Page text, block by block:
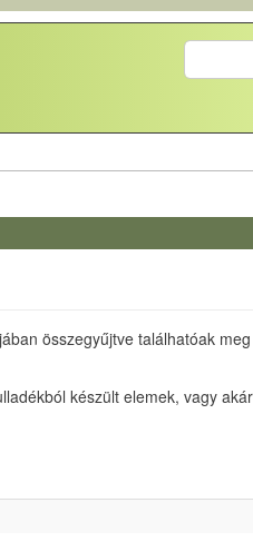
Search
összegyűjtve találhatóak
készült elemek, vagy